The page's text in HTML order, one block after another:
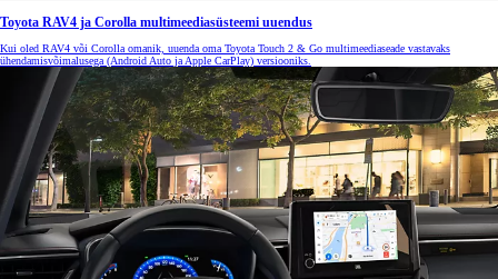
Toyota RAV4 ja Corolla multimeediasüsteemi uuendus
Kui oled RAV4 või Corolla omanik, uuenda oma Toyota Touch 2 & Go multimeediaseade vastavaks
ühendamisvõimalusega (Android Auto ja Apple CarPlay) versiooniks.